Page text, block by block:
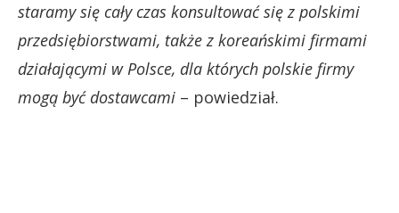
staramy się cały czas konsultować się z polskimi
przedsiębiorstwami, także z koreańskimi firmami
działającymi w Polsce, dla których polskie firmy
mogą być dostawcami – powiedział.